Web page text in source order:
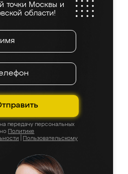
точки Москвы и
области!
передачу персональных
Политике
Пользовательскому